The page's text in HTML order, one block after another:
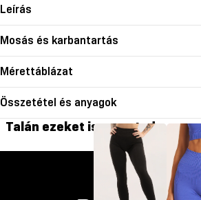
Leírás
Mosás és karbantartás
Mérettáblázat
Összetétel és anyagok
Talán ezeket is szereted
GYM GLAMOUR